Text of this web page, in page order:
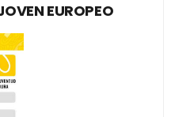
EUROPEO